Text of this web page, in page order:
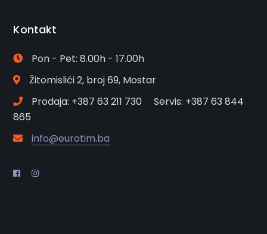
Kontakt
Pon - Pet: 8.00h - 17.00h
Žitomislići 2, broj 69, Mostar
Prodaja: +387 63 211 730 Servis: +387 63 844
865
info@eurotim.ba